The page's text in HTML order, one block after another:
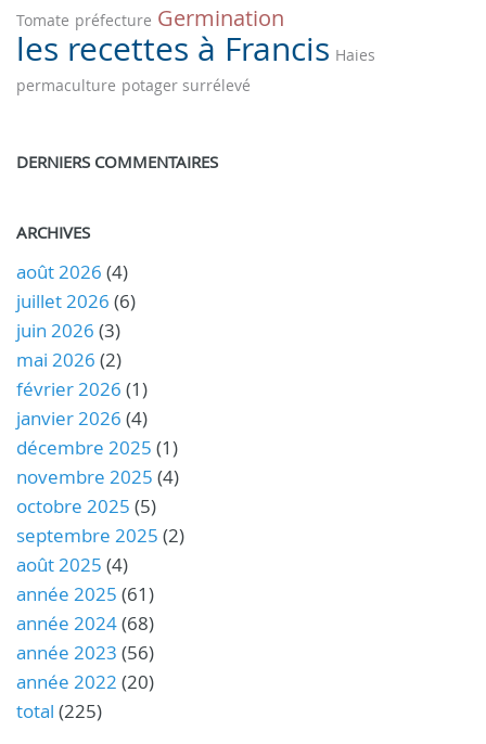
Tomate préfecture Germination
les recettes à Francis Haies
permaculture potager surrélevé
DERNIERS COMMENTAIRES
ARCHIVES
août 2026 (4)
juillet 2026 (6)
juin 2026 (3)
mai 2026 (2)
février 2026 (1)
janvier 2026 (4)
décembre 2025 (1)
novembre 2025 (4)
octobre 2025 (5)
septembre 2025 (2)
août 2025 (4)
année 2025 (61)
année 2024(68)
année 2023 (56)
année 2022 (20)
total (225)